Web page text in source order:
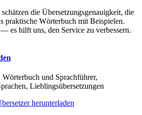
die Übersetzungsgenauigkeit, die
praktische Wörterbuch mit Beispielen.
— es hilft uns, den Service zu verbessern.
Wörterbuch und Sprachführer,
Lieblingsübersetzungen